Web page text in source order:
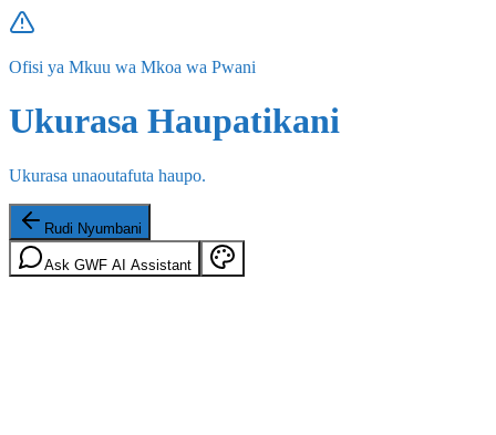
Ofisi ya Mkuu wa Mkoa wa Pwani
Ukurasa Haupatikani
Ukurasa unaoutafuta haupo.
Rudi Nyumbani
Ask GWF AI Assistant